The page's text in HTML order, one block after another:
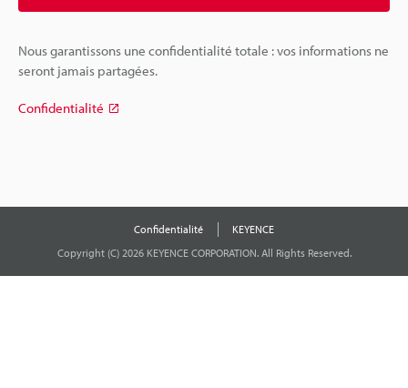
Nous garantissons une confidentialité totale : vos informations ne
seront jamais partagées.
Confidentialité
Confidentialité
KEYENCE
Copyright (C) 2026 KEYENCE CORPORATION. All Rights Reserved.